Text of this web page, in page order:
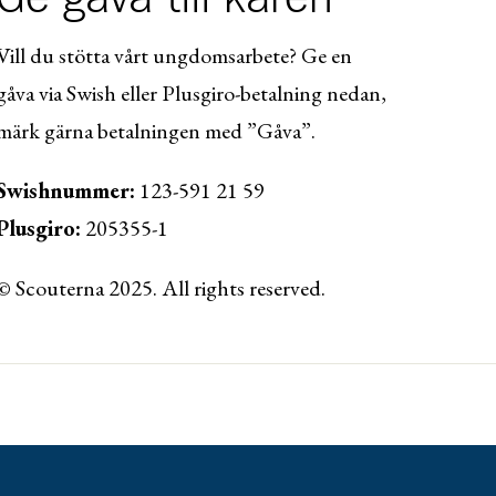
du stötta vårt ungdomsarbete? Ge en
via Swish eller Plusgiro-betalning nedan,
gärna betalningen med ”Gåva”.
123-591 21 59
205355-1
Scouterna 2025. All rights reserved.